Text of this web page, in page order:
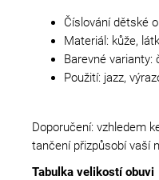
Číslování dětské
Materiál: kůže,
Barevné varianty:
Použití: jazz,
Doporučení: vzhledem
tančení přizpůsobí vaší
Tabulka velikostí obuvi